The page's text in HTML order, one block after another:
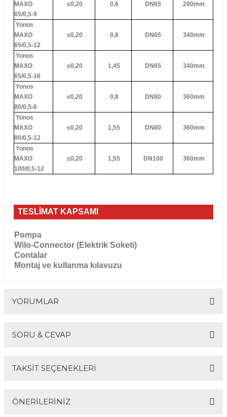
MAXO
65/0,5-9
≤0,20 0,6 DN65 280mm
Yonos
MAXO
65/0,5-12
≤0,20 0,8 DN65 340mm
Yonos
MAXO
65/0,5-16
≤0,20 1,45 DN65 340mm
Yonos
MAXO
80/0,5-6
≤0,20 0,8 DN80 360mm
Yonos
MAXO
80/0,5-12
≤0,20 1,55 DN80 360mm
Yonos
MAXO
100/0,5-12
≤0,20 1,55 DN100 360mm
TESLİMAT KAPSAMI
Pompa
Wilo-Connector (Elektrik Soketi)
Contalar
Montaj ve kullanma kılavuzu
YORUMLAR
SORU & CEVAP
TAKSİT SEÇENEKLERİ
ÖNERİLERİNİZ